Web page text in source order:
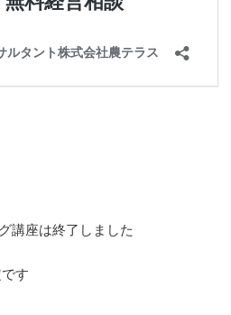
講座は終了しました
す